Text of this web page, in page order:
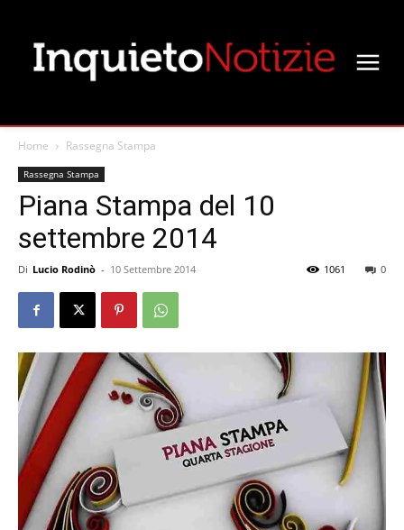
Home Rassegna Stampa
Rassegna Stampa
Piana Stampa del 10
settembre 2014
Di Lucio Rodinò - 10 Settembre 2014 0
1061